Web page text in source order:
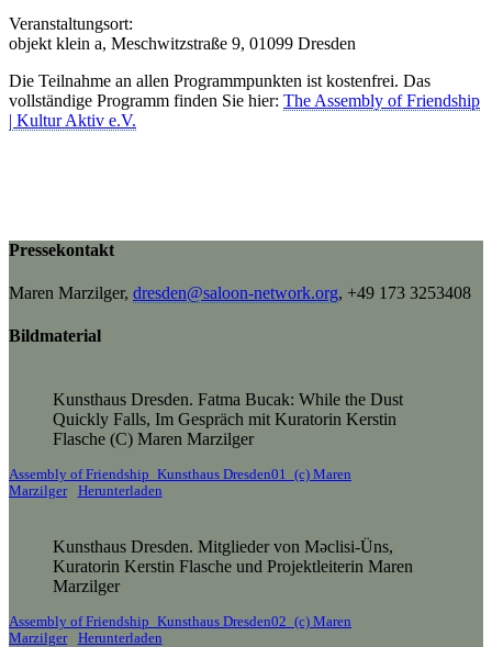
Veranstaltungsort:
objekt klein a, Meschwitzstraße 9, 01099 Dresden
Die Teilnahme an allen Programmpunkten ist kostenfrei. Das
vollständige Programm finden Sie hier: The Assembly of Friendship
| Kultur Aktiv e.V.
Pressekontakt
Maren Marzilger, dresden@saloon-network.org, +49 173 3253408
Bildmaterial
Kunsthaus Dresden. Fatma Bucak: While the Dust
Quickly Falls, Im Gespräch mit Kuratorin Kerstin
Flasche (C) Maren Marzilger
Assembly of Friendship_Kunsthaus Dresden01_(c) Maren
Marzilger
Herunterladen
Kunsthaus Dresden. Mitglieder von Məclisi-Üns,
Kuratorin Kerstin Flasche und Projektleiterin Maren
Marzilger
Assembly of Friendship_Kunsthaus Dresden02_(c) Maren
Marzilger
Herunterladen